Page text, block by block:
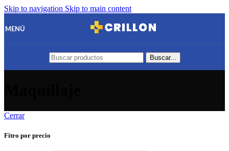
Skip to navigation Skip to main content
MENÚ
Buscar...
Cerrar
Fitro por precio